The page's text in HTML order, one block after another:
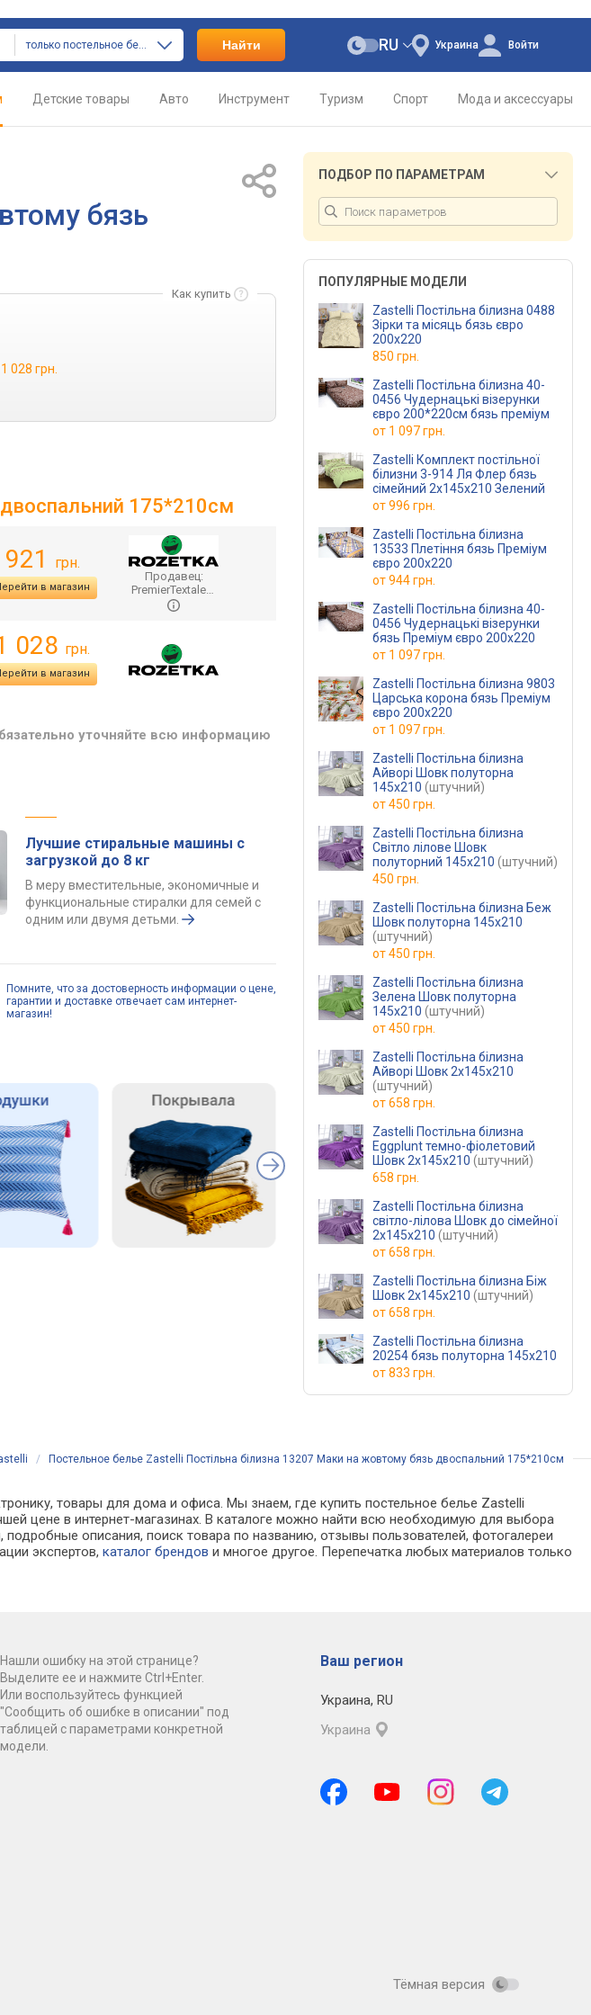
только постельное белье Найти Украина
RU Войти
Детские товары Авто Инструмент Туризм Спорт Мода и аксессуары
бязь
Как купить
1 028 грн.
175*210см
921 грн.
в магазин
Продавец:
PremierTextale…
028 грн.
в магазин
уточняйте всю информацию
Лучшие стиральные машины с
загрузкой до 8 кг
В меру вместительные, экономичные и
функциональные стиралки для семей с
одним или двумя детьми.
Помните, что за достоверность информации о цене,
гарантии и доставке отвечает сам интернет-
магазин!
ПОДБОР ПО ПАРАМЕТРАМ
ПОПУЛЯРНЫЕ МОДЕЛИ
Zastelli Постільна білизна 0488
Зірки та місяць бязь євро
200х220
850 грн.
Zastelli Постільна білизна 40-
0456 Чудернацькі візерунки
євро 200*220см бязь преміум
от 1 097 грн.
Zastelli Комплект постільної
білизни 3-914 Ля Флер бязь
сімейний 2х145х210 Зелений
от996 грн.
Zastelli Постільна білизна
13533 Плетіння бязь Преміум
євро 200х220
от944 грн.
Zastelli Постільна білизна 40-
0456 Чудернацькі візерунки
бязь Преміум євро 200х220
от 1 097 грн.
Zastelli Постільна білизна 9803
Царська корона бязь Преміум
євро 200х220
от 1 097 грн.
Zastelli Постільна білизна
Айворі Шовк полуторна
145х210 (штучний)
от450 грн.
Zastelli Постільна білизна
Світло лілове Шовк
полуторний 145х210 (штучний)
450 грн.
Zastelli Постільна білизна Беж
Шовк полуторна 145х210
(штучний)
от450 грн.
Zastelli Постільна білизна
Зелена Шовк полуторна
145х210 (штучний)
от450 грн.
Zastelli Постільна білизна
Айворі Шовк 2х145х210
(штучний)
от658 грн.
Zastelli Постільна білизна
Eggplunt темно-фіолетовий
Шовк 2х145х210 (штучний)
658 грн.
Zastelli Постільна білизна
світло-лілова Шовк до сімейної
2х145х210 (штучний)
от658 грн.
Zastelli Постільна білизна Біж
Шовк 2х145х210 (штучний)
от658 грн.
Zastelli Постільна білизна
20254 бязь полуторна 145х210
от833 грн.
/ Постельное белье Zastelli Постільна білизна 13207 Маки на жовтому бязь двоспальний 175*210см
товары для дома и офиса. Мы знаем, где купить постельное белье Zastelli
цене в интернет-магазинах. В каталоге можно найти всю необходимую для выбора
описания, поиск товара по названию, отзывы пользователей, фотогалереи
экспертов,каталог брендов и многое другое. Перепечатка любых материалов только
Нашли ошибку на этой странице?
Выделите ее и нажмите Ctrl+Enter.
Или воспользуйтесь функцией
"Сообщить об ошибке в описании" под
таблицей с параметрами конкретной
модели.
Ваш регион
Украина, RU
Украина
Тёмная версия